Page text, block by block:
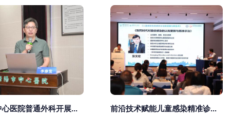
心医院普通外科开展... 前沿技术赋能儿童感染精准诊...